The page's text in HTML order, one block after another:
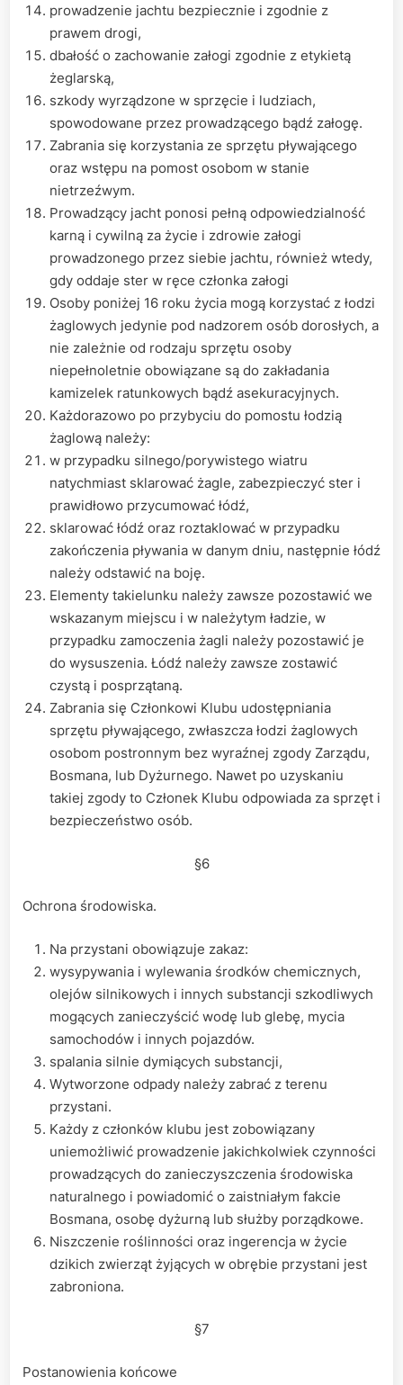
prowadzenie jachtu bezpiecznie i zgodnie z
prawem drogi,
dbałość o zachowanie załogi zgodnie z etykietą
żeglarską,
szkody wyrządzone w sprzęcie i ludziach,
spowodowane przez prowadzącego bądź załogę.
Zabrania się korzystania ze sprzętu pływającego
oraz wstępu na pomost osobom w stanie
nietrzeźwym.
Prowadzący jacht ponosi pełną odpowiedzialność
karną i cywilną za życie i zdrowie załogi
prowadzonego przez siebie jachtu, również wtedy,
gdy oddaje ster w ręce członka załogi
Osoby poniżej 16 roku życia mogą korzystać z łodzi
żaglowych jedynie pod nadzorem osób dorosłych, a
nie zależnie od rodzaju sprzętu osoby
niepełnoletnie obowiązane są do zakładania
kamizelek ratunkowych bądź asekuracyjnych.
Każdorazowo po przybyciu do pomostu łodzią
żaglową należy:
w przypadku silnego/porywistego wiatru
natychmiast sklarować żagle, zabezpieczyć ster i
prawidłowo przycumować łódź,
sklarować łódź oraz roztaklować w przypadku
zakończenia pływania w danym dniu, następnie łódź
należy odstawić na boję.
Elementy takielunku należy zawsze pozostawić we
wskazanym miejscu i w należytym ładzie, w
przypadku zamoczenia żagli należy pozostawić je
do wysuszenia. Łódź należy zawsze zostawić
czystą i posprzątaną.
Zabrania się Członkowi Klubu udostępniania
sprzętu pływającego, zwłaszcza łodzi żaglowych
osobom postronnym bez wyraźnej zgody Zarządu,
Bosmana, lub Dyżurnego. Nawet po uzyskaniu
takiej zgody to Członek Klubu odpowiada za sprzęt i
bezpieczeństwo osób.
§6
Ochrona środowiska.
Na przystani obowiązuje zakaz:
wysypywania i wylewania środków chemicznych,
olejów silnikowych i innych substancji szkodliwych
mogących zanieczyścić wodę lub glebę, mycia
samochodów i innych pojazdów.
spalania silnie dymiących substancji,
Wytworzone odpady należy zabrać z terenu
przystani.
Każdy z członków klubu jest zobowiązany
uniemożliwić prowadzenie jakichkolwiek czynności
prowadzących do zanieczyszczenia środowiska
naturalnego i powiadomić o zaistniałym fakcie
Bosmana, osobę dyżurną lub służby porządkowe.
Niszczenie roślinności oraz ingerencja w życie
dzikich zwierząt żyjących w obrębie przystani jest
zabroniona.
§7
Postanowienia końcowe